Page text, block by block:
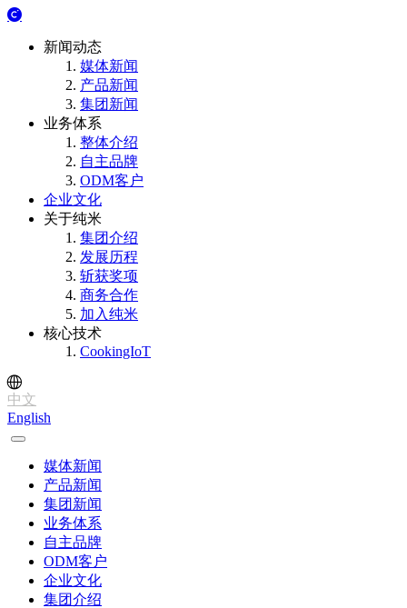
新闻动态
媒体新闻
产品新闻
集团新闻
业务体系
整体介绍
自主品牌
ODM客户
企业文化
关于纯米
集团介绍
发展历程
斩获奖项
商务合作
加入纯米
核心技术
CookingIoT
中文
English
媒体新闻
产品新闻
集团新闻
业务体系
自主品牌
ODM客户
企业文化
集团介绍